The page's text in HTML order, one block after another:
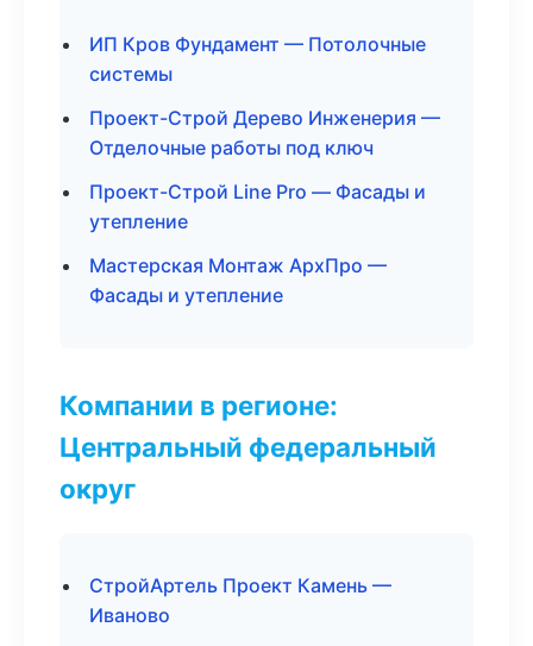
ИП Кров Фундамент — Потолочные
системы
Проект-Строй Дерево Инженерия —
Отделочные работы под ключ
Проект-Строй Line Pro — Фасады и
утепление
Мастерская Монтаж АрхПро —
Фасады и утепление
Компании в регионе:
Центральный федеральный
округ
СтройАртель Проект Камень —
Иваново